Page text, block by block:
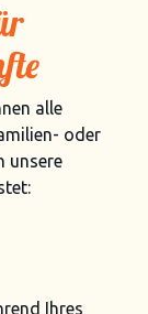
alle
oder
unsere
Ihres